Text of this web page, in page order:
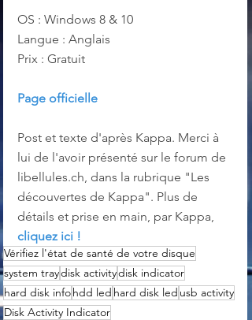
OS : Windows 8 & 10
Langue : Anglais
Prix : Gratuit
Page officielle
Post et texte d'après Kappa. Merci à
lui de l'avoir présenté sur le forum de
libellules.ch, dans la rubrique "Les
découvertes de Kappa". Plus de
détails et prise en main, par Kappa,
cliquez ici !
Vérifiez l'état de santé de votre disque
system traydisk activitydisk indicator
hard disk infohdd led hard disk led usb activity
Disk Activity Indicator